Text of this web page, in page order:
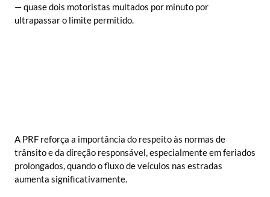
— quase dois motoristas multados por minuto por
ultrapassar o limite permitido.
A PRF reforça a importância do respeito às normas de
trânsito e da direção responsável, especialmente em feriados
prolongados, quando o fluxo de veículos nas estradas
aumenta significativamente.